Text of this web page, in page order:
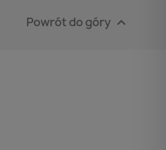
Powrót do góry 